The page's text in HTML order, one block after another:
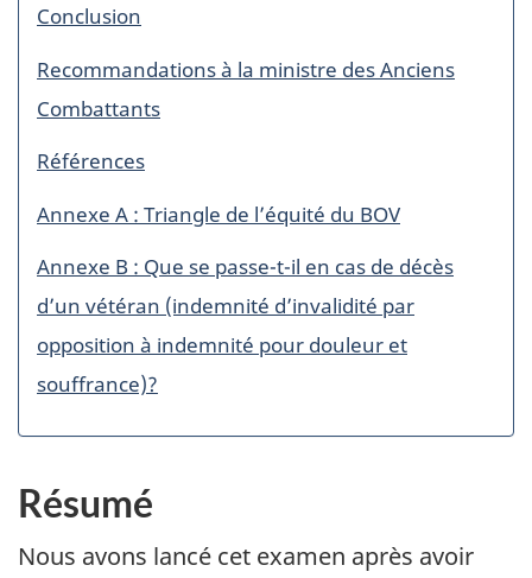
Conclusion
Recommandations à la ministre des Anciens
Combattants
Références
Annexe A : Triangle de l’équité du BOV
Annexe B : Que se passe-t-il en cas de décès
d’un vétéran (indemnité d’invalidité par
opposition à indemnité pour douleur et
souffrance)?
Résumé
Nous avons lancé cet examen après avoir